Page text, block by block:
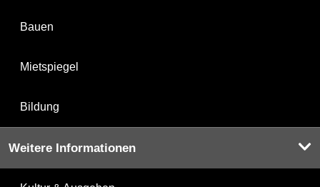
Bauen
Mietspiegel
Bildung
Weitere Informationen